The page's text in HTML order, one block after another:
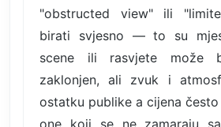
"obstructed view" ili
birati svjesno — to su
scene ili rasvjete može
zaklonjen, ali zvuk i
ostatku publike a cijena
one koji se ne zamaraju